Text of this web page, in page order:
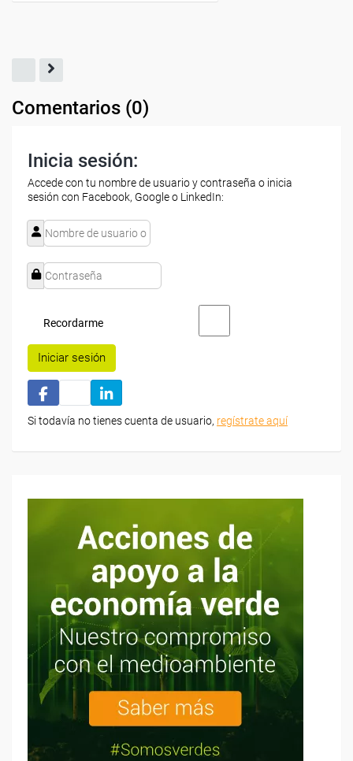
Comentarios (0)
Inicia sesión:
Accede con tu nombre de usuario y contraseña o inicia
sesión con Facebook, Google o LinkedIn:
Recordarme
Iniciar sesión
Si todavía no tienes cuenta de usuario, regístrate aquí